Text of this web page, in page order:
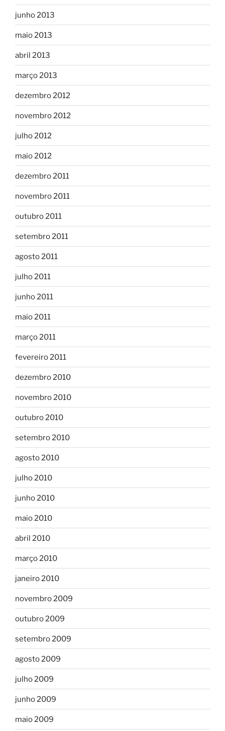
junho 2013
maio 2013
abril 2013
março 2013
dezembro 2012
novembro 2012
julho 2012
maio 2012
dezembro 2011
novembro 2011
outubro 2011
setembro 2011
agosto 2011
julho 2011
junho 2011
maio 2011
março 2011
fevereiro 2011
dezembro 2010
novembro 2010
outubro 2010
setembro 2010
agosto 2010
julho 2010
junho 2010
maio 2010
abril 2010
março 2010
janeiro 2010
novembro 2009
outubro 2009
setembro 2009
agosto 2009
julho 2009
junho 2009
maio 2009